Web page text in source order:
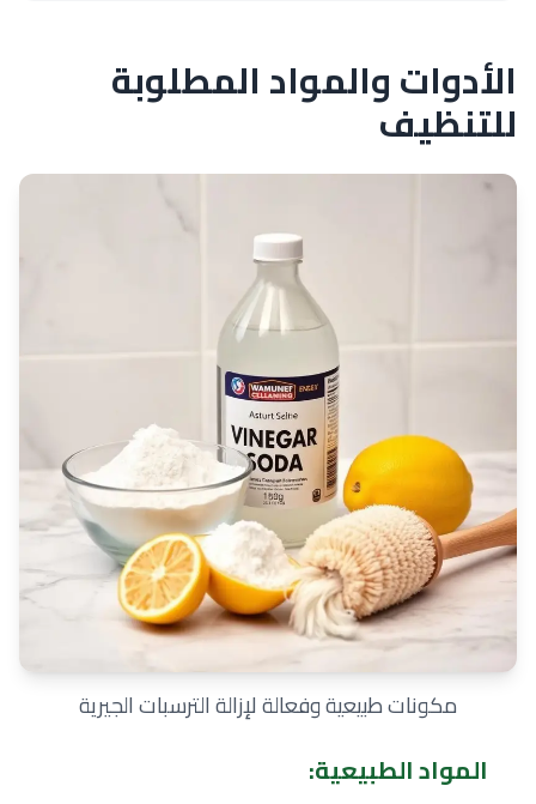
الأدوات والمواد المطلوبة
للتنظيف
مكونات طبيعية وفعالة لإزالة الترسبات الجيرية
المواد الطبيعية: